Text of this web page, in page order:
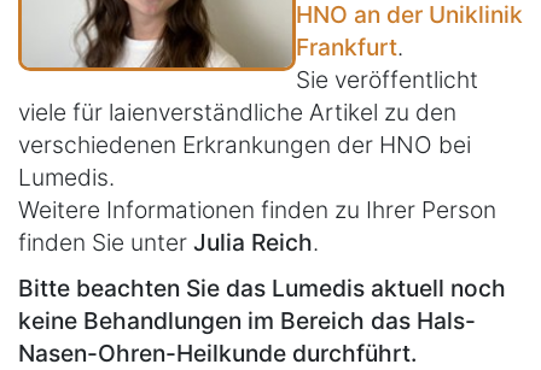
HNO an der Uniklinik
Frankfurt.
Sie veröffentlicht
viele für laienverständliche Artikel zu den
verschiedenen Erkrankungen der HNO bei
Lumedis.
Weitere Informationen finden zu Ihrer Person
finden Sie unter Julia Reich.
Bitte beachten Sie das Lumedis aktuell noch
keine Behandlungen im Bereich das Hals-
Nasen-Ohren-Heilkunde durchführt.